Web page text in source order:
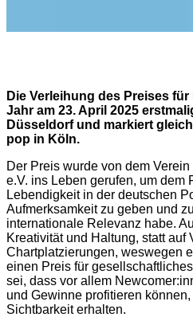
Die Verleihung des Preises
Jahr am 23. April 2025
Düsseldorf und markiert
pop in Köln.
Der Preis wurde von dem
e.V. ins Leben gerufen, um dem
Lebendigkeit in der deutschen
Aufmerksamkeit zu geben und
internationale Relevanz habe.
Kreativität und Haltung, statt auf
Chartplatzierungen, weswegen
einen Preis für
sei, dass vor allem
und Gewinne profitieren
Sichtbarkeit erhalten.